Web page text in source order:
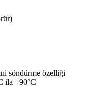
söndürme özelliği
ila +90°C